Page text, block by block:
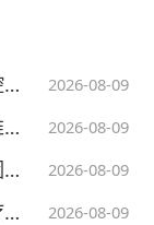
下午3：0
2026-08-09
2026-08-09
2026-08-09
2026-08-09